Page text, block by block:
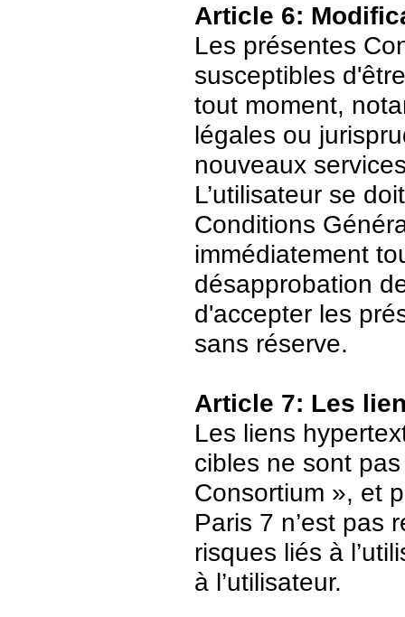
Article 6:
Les présentes
susceptibles
tout moment,
légales ou
nouveaux
L’utilisateur se
Conditions
immédiatement
désapprobation
d'accepter les
sans réserve.
Article 7: Les
Les liens
cibles ne sont
Consortium », et
Paris 7 n’est pas
risques liés à
à l’utilisateur.